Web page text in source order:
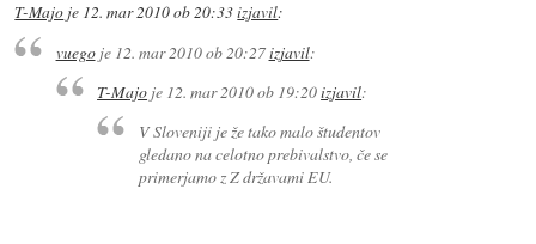
T-Majo je 12. mar 2010 ob 20:33izjavil:
vuegoje 12. mar 2010 ob 20:27izjavil:
T-Majo je 12. mar 2010 ob 19:20izjavil:
V Sloveniji je že tako malo študentov
gledano na celotno prebivalstvo, če se
primerjamo z Z državami EU.